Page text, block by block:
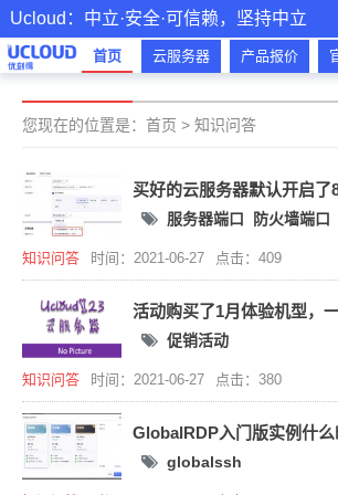
Ucloud：中立·安全·可信赖，坚持中立
首页 云服务器 产品报价
您现在的位置是： 首页 > 知识问答
买好的云服务器默认开启了
服务器端口 防火墙端口
知识问答 时间：2021-06-27 点击：409
活动购买了1月体验机型，
促销活动
知识问答 时间：2021-06-27 点击：380
GlobalRDP入门版实例什么
globalssh